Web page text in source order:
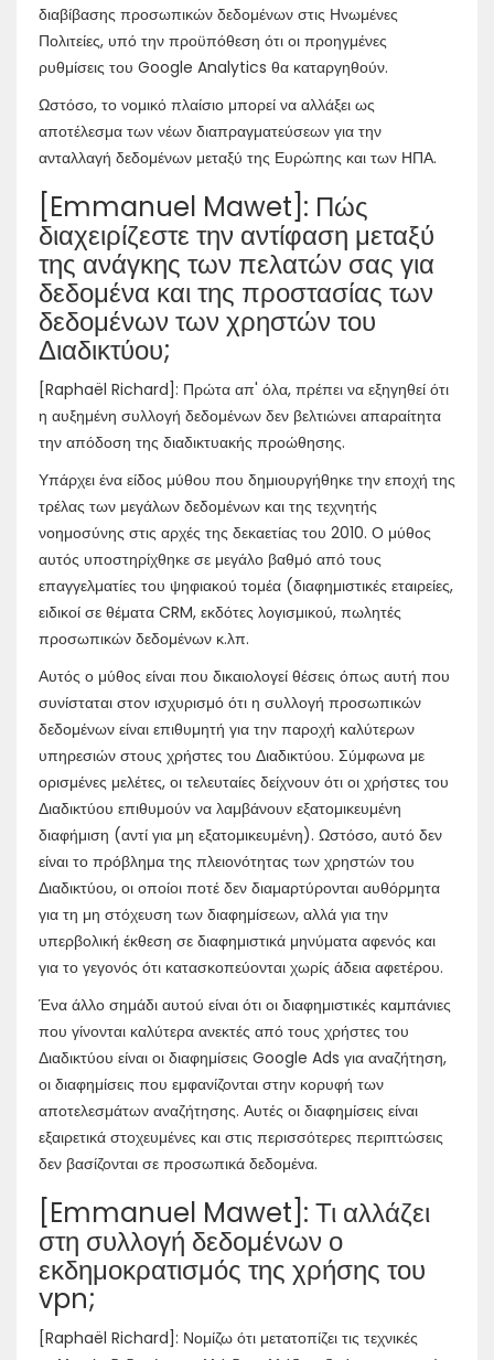
διαβίβασης προσωπικών δεδομένων στις Ηνωμένες
Πολιτείες, υπό την προϋπόθεση ότι οι προηγμένες
ρυθμίσεις του Google Analytics θα καταργηθούν.
Ωστόσο, το νομικό πλαίσιο μπορεί να αλλάξει ως
αποτέλεσμα των νέων διαπραγματεύσεων για την
ανταλλαγή δεδομένων μεταξύ της Ευρώπης και των ΗΠΑ.
[Emmanuel Mawet]: Πώς
διαχειρίζεστε την αντίφαση μεταξύ
της ανάγκης των πελατών σας για
δεδομένα και της προστασίας των
δεδομένων των χρηστών του
Διαδικτύου;
[Raphaël Richard]: Πρώτα απ' όλα, πρέπει να εξηγηθεί ότι
η αυξημένη συλλογή δεδομένων δεν βελτιώνει απαραίτητα
την απόδοση της διαδικτυακής προώθησης.
Υπάρχει ένα είδος μύθου που δημιουργήθηκε την εποχή της
τρέλας των μεγάλων δεδομένων και της τεχνητής
νοημοσύνης στις αρχές της δεκαετίας του 2010. Ο μύθος
αυτός υποστηρίχθηκε σε μεγάλο βαθμό από τους
επαγγελματίες του ψηφιακού τομέα (διαφημιστικές εταιρείες,
ειδικοί σε θέματα CRM, εκδότες λογισμικού, πωλητές
προσωπικών δεδομένων κ.λπ.
Αυτός ο μύθος είναι που δικαιολογεί θέσεις όπως αυτή που
συνίσταται στον ισχυρισμό ότι η συλλογή προσωπικών
δεδομένων είναι επιθυμητή για την παροχή καλύτερων
υπηρεσιών στους χρήστες του Διαδικτύου. Σύμφωνα με
ορισμένες μελέτες, οι τελευταίες δείχνουν ότι οι χρήστες του
Διαδικτύου επιθυμούν να λαμβάνουν εξατομικευμένη
διαφήμιση (αντί για μη εξατομικευμένη). Ωστόσο, αυτό δεν
είναι το πρόβλημα της πλειονότητας των χρηστών του
Διαδικτύου, οι οποίοι ποτέ δεν διαμαρτύρονται αυθόρμητα
για τη μη στόχευση των διαφημίσεων, αλλά για την
υπερβολική έκθεση σε διαφημιστικά μηνύματα αφενός και
για το γεγονός ότι κατασκοπεύονται χωρίς άδεια αφετέρου.
Ένα άλλο σημάδι αυτού είναι ότι οι διαφημιστικές καμπάνιες
που γίνονται καλύτερα ανεκτές από τους χρήστες του
Διαδικτύου είναι οι διαφημίσεις Google Ads για αναζήτηση,
οι διαφημίσεις που εμφανίζονται στην κορυφή των
αποτελεσμάτων αναζήτησης. Αυτές οι διαφημίσεις είναι
εξαιρετικά στοχευμένες και στις περισσότερες περιπτώσεις
δεν βασίζονται σε προσωπικά δεδομένα.
[Emmanuel Mawet]: Τι αλλάζει
στη συλλογή δεδομένων ο
εκδημοκρατισμός της χρήσης του
vpn;
[Raphaël Richard]: Νομίζω ότι μετατοπίζει τις τεχνικές